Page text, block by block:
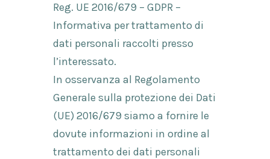
Reg. UE 2016/679 – GDPR –
Informativa per trattamento di
dati personali raccolti presso
l’interessato.
In osservanza al Regolamento
Generale sulla protezione dei Dati
(UE) 2016/679 siamo a fornire le
dovute informazioni in ordine al
trattamento dei dati personali